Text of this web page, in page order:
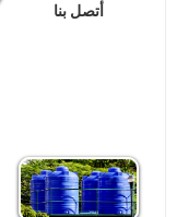
أتصل بنا